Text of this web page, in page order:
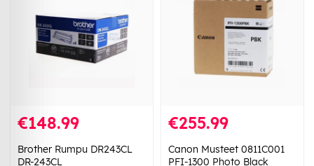
€148.99
Brother Rumpu DR243CL
DR-243CL
€255.99
Canon Musteet 0811C001
PFI-1300 Photo Black